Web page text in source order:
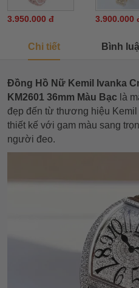
3.950.000 đ 3.900.000
Chi tiết Bình
Đồng Hồ Nữ Kemil Ivanka
KM2601 36mm Màu Bạc là
đẹp đến từ thương hiệu
thiết kế với gam màu sang
người đeo.